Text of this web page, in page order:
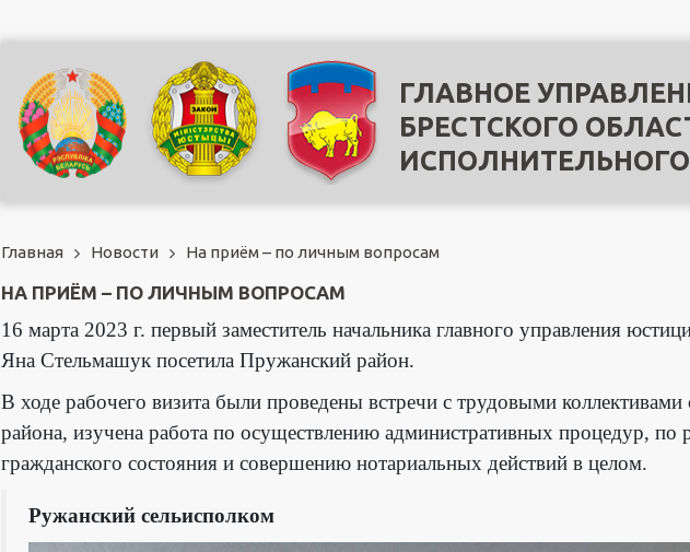
ГЛАВНОЕ
БРЕСТСКОГО
Главная Новости На приём – по личным вопросам
НА ПРИЁМ – ПО ЛИЧНЫМ ВОПРОСАМ
16 марта 2023 г. первый заместитель начальника главного управления
Яна Стельмашук посетила Пружанский район.
В ходе рабочего визита были проведены встречи с трудовыми
района, изучена работа по осуществлению административных процедур, по
гражданского состояния и совершению нотариальных действий в целом.
Ружанский сельисполком